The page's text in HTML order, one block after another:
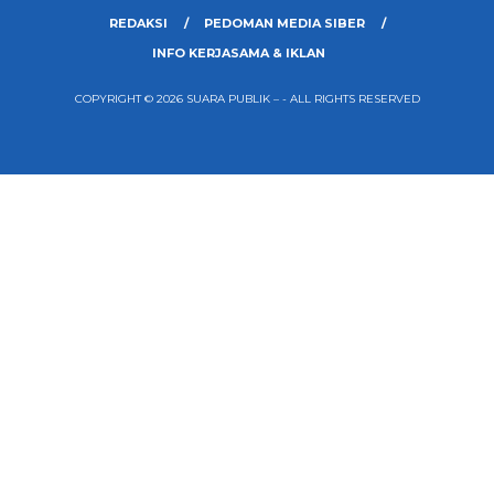
REDAKSI
PEDOMAN MEDIA SIBER
INFO KERJASAMA & IKLAN
COPYRIGHT © 2026 SUARA PUBLIK – - ALL RIGHTS RESERVED